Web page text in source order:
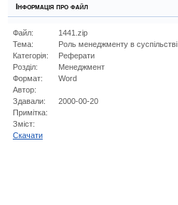
Інформація про файл
Файл:
1441.zip
Тема:
Роль менеджменту в суспільстві
Категорія:
Реферати
Розділ:
Менеджмент
Формат:
Word
Автор:
Здавали:
2000-00-20
Примітка:
Зміст:
Cкачати